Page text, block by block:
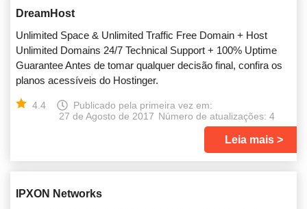
DreamHost
Unlimited Space & Unlimited Traffic Free Domain + Host
Unlimited Domains 24/7 Technical Support + 100% Uptime
Guarantee Antes de tomar qualquer decisão final, confira os
planos acessíveis do Hostinger.
4.4
Publicado pela primeira vez em:
27 de Agosto de 2017 Número de atualizações: 4
Leia mais
IPXON Networks